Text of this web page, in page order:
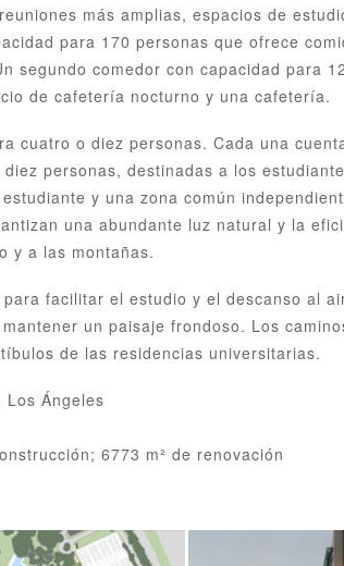
más amplias, espacios de
para 170 personas que ofrece
segundo comedor con capacidad para
de cafetería nocturno y una cafetería.
cuatro o diez personas. Cada una
personas, destinadas a los
y una zona común
una abundante luz natural y la
y a las montañas.
facilitar el estudio y el descanso al
un paisaje frondoso. Los
de las residencias universitarias.
Los Ángeles
6773 m² de renovación